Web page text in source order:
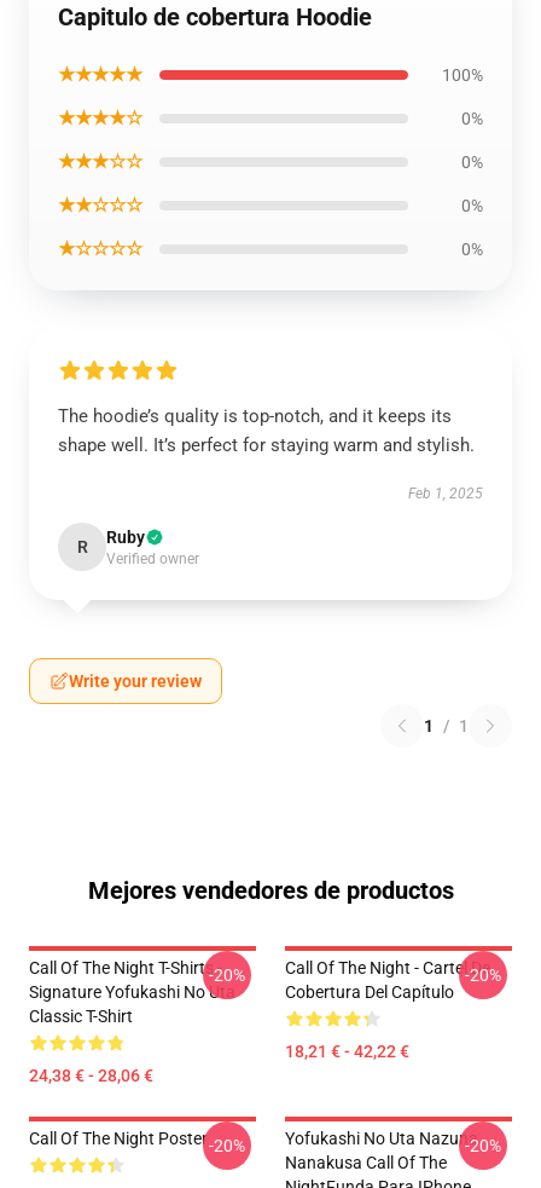
Capitulo de cobertura Hoodie
★★★★★ 100%
★★★★☆ 0%
★★★☆☆ 0%
★★☆☆☆ 0%
★☆☆☆☆ 0%
The hoodie’s quality is top-notch, and it keeps its
shape well. It’s perfect for staying warm and stylish.
Feb 1, 2025
R Ruby
Verified owner
Write your review
1 / 1
Mejores vendedores de productos
Call Of The Night T-Shirts -
Signature Yofukashi No Uta
Classic T-Shirt
24,38 € - 28,06 €
-20%
Call Of The Night - Cartel De
Cobertura Del Capítulo
18,21 € - 42,22 €
-20%
Call Of The Night Poster-20%
Yofukashi No Uta Nazuna
Nanakusa Call Of The
-20%